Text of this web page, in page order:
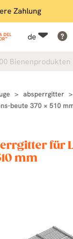
Zahlung
de
absperrgitter
beute 370 × 510
für
mm